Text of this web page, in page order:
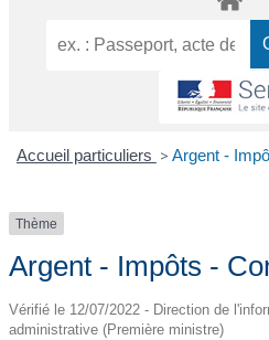
Accueil particuliers > Argent -
Thème
Argent - Impôts -
Vérifié le 12/07/2022 - Direction de
administrative (Première ministre)